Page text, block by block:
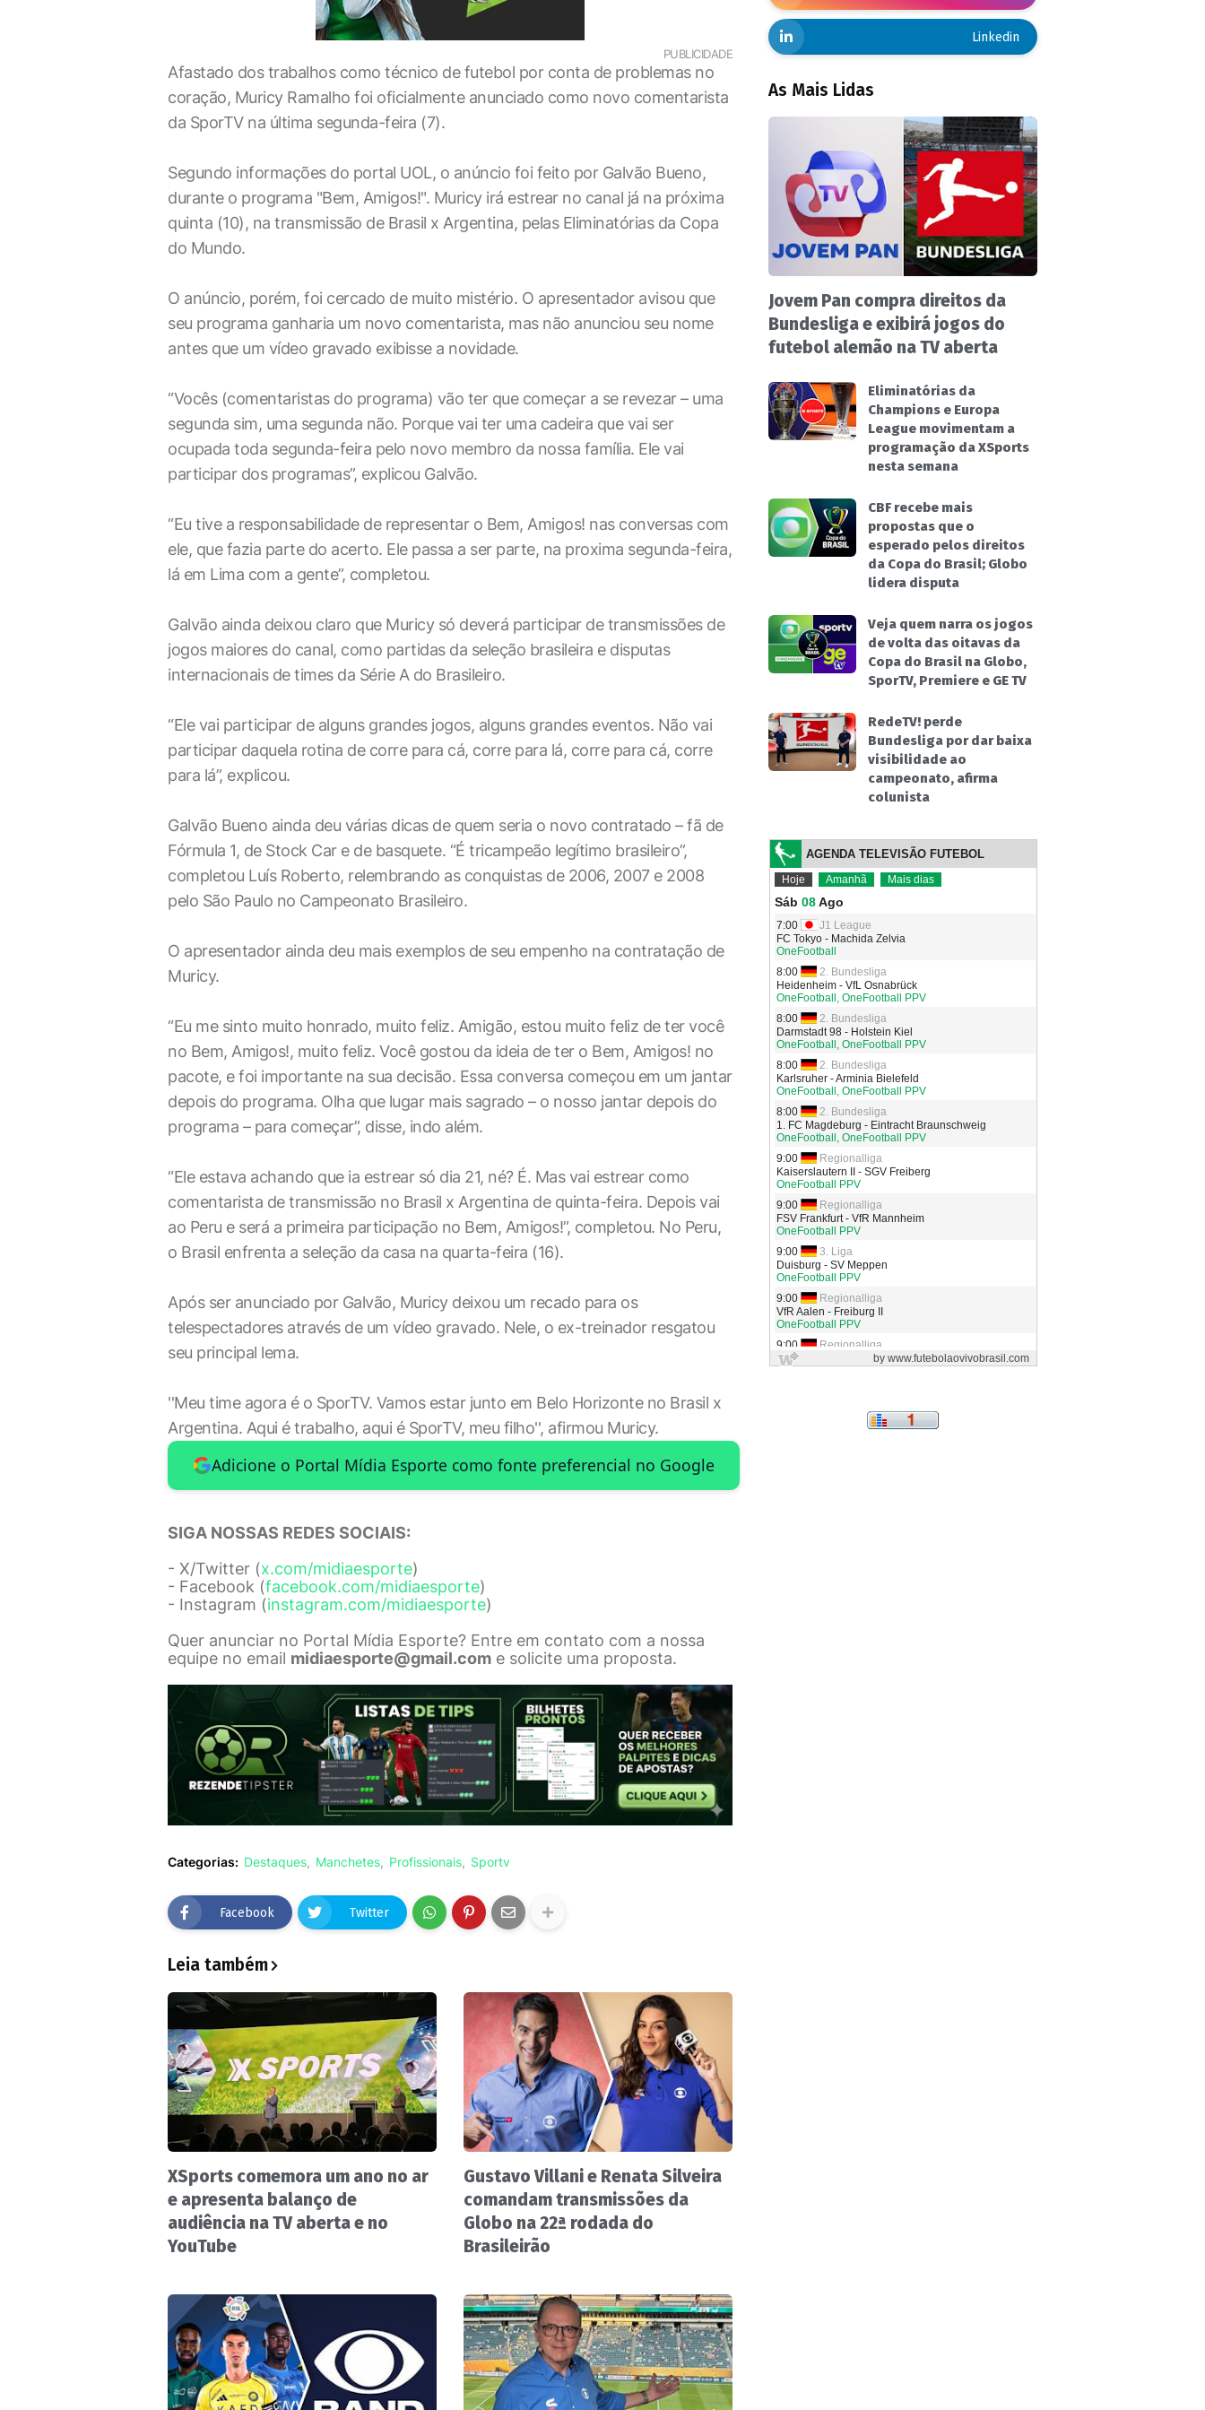
PUBLICIDADE
Afastado dos trabalhos como técnico de futebol por conta de problemas no
coração, Muricy Ramalho foi oficialmente anunciado como novo comentarista
da SporTV na última segunda-feira (7).
Segundo informações do portal UOL, o anúncio foi feito por Galvão Bueno,
durante o programa "Bem, Amigos!". Muricy irá estrear no canal já na próxima
quinta (10), na transmissão de Brasil x Argentina, pelas Eliminatórias da Copa
do Mundo.
O anúncio, porém, foi cercado de muito mistério. O apresentador avisou que
seu programa ganharia um novo comentarista, mas não anunciou seu nome
antes que um vídeo gravado exibisse a novidade.
“Vocês (comentaristas do programa) vão ter que começar a se revezar – uma
segunda sim, uma segunda não. Porque vai ter uma cadeira que vai ser
ocupada toda segunda-feira pelo novo membro da nossa família. Ele vai
participar dos programas”, explicou Galvão.
“Eu tive a responsabilidade de representar o Bem, Amigos! nas conversas com
ele, que fazia parte do acerto. Ele passa a ser parte, na proxima segunda-feira,
lá em Lima com a gente”, completou.
Galvão ainda deixou claro que Muricy só deverá participar de transmissões de
jogos maiores do canal, como partidas da seleção brasileira e disputas
internacionais de times da Série A do Brasileiro.
“Ele vai participar de alguns grandes jogos, alguns grandes eventos. Não vai
participar daquela rotina de corre para cá, corre para lá, corre para cá, corre
para lá”, explicou.
Galvão Bueno ainda deu várias dicas de quem seria o novo contratado – fã de
Fórmula 1, de Stock Car e de basquete. “É tricampeão legítimo brasileiro”,
completou Luís Roberto, relembrando as conquistas de 2006, 2007 e 2008
pelo São Paulo no Campeonato Brasileiro.
O apresentador ainda deu mais exemplos de seu empenho na contratação de
Muricy.
“Eu me sinto muito honrado, muito feliz. Amigão, estou muito feliz de ter você
no Bem, Amigos!, muito feliz. Você gostou da ideia de ter o Bem, Amigos! no
pacote, e foi importante na sua decisão. Essa conversa começou em um jantar
depois do programa. Olha que lugar mais sagrado – o nosso jantar depois do
programa – para começar”, disse, indo além.
“Ele estava achando que ia estrear só dia 21, né? É. Mas vai estrear como
comentarista de transmissão no Brasil x Argentina de quinta-feira. Depois vai
ao Peru e será a primeira participação no Bem, Amigos!”, completou. No Peru,
o Brasil enfrenta a seleção da casa na quarta-feira (16).
Após ser anunciado por Galvão, Muricy deixou um recado para os
telespectadores através de um vídeo gravado. Nele, o ex-treinador resgatou
seu principal lema.
''Meu time agora é o SporTV. Vamos estar junto em Belo Horizonte no Brasil x
Argentina. Aqui é trabalho, aqui é SporTV, meu filho'', afirmou Muricy.
Adicione o Portal Mídia Esporte como fonte preferencial no Google
SIGA NOSSAS REDES SOCIAIS:
- X/Twitter (x.com/midiaesporte)
- Facebook (facebook.com/midiaesporte)
- Instagram (instagram.com/midiaesporte)
Quer anunciar no Portal Mídia Esporte? Entre em contato com a nossa
equipe no email midiaesporte@gmail.com e solicite uma proposta.
Categorias: Destaques Manchetes Profissionais Sportv
Facebook Twitter
Leia também
XSports comemora um ano no ar
e apresenta balanço de
audiência na TV aberta e no
YouTube
Gustavo Villani e Renata Silveira
comandam transmissões da
Globo na 22ª rodada do
Brasileirão
Linkedin
As Mais Lidas
Jovem Pan compra direitos da
Bundesliga e exibirá jogos do
futebol alemão na TV aberta
Eliminatórias da
Champions e Europa
League movimentam a
programação da XSports
nesta semana
CBF recebe mais
propostas que o
esperado pelos direitos
da Copa do Brasil; Globo
lidera disputa
Veja quem narra os jogos
de volta das oitavas da
Copa do Brasil na Globo,
SporTV, Premiere e GE TV
RedeTV! perde
Bundesliga por dar baixa
visibilidade ao
campeonato, afirma
colunista